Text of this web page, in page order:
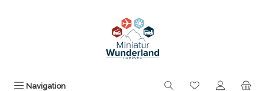
Navigation Du hast 0